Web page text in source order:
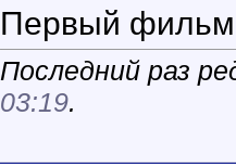
Первый фильм
Последний раз
03:19.